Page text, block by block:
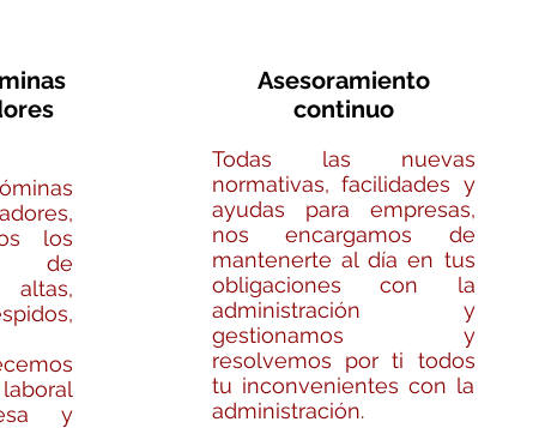
los
de
altas,
y
Asesoramiento
continuo
Todas las nuevas
normativas, facilidades y
ayudas para empresas,
nos encargamos de
mantenerte al día en tus
obligaciones con la
administración y
gestionamos y
resolvemos por ti todos
tu inconvenientes con la
administración.